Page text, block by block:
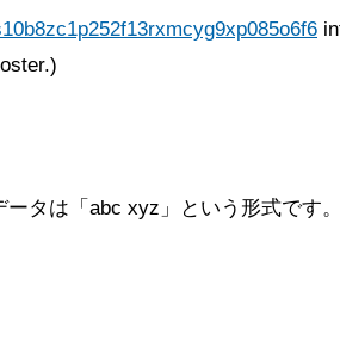
タは「abc xyz」という形式です